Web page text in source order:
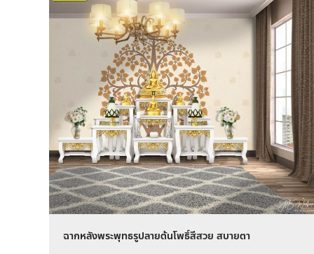
ฉากหลังพระพุทธรูปลายต้นโพธิ์สีสวย สบายตา